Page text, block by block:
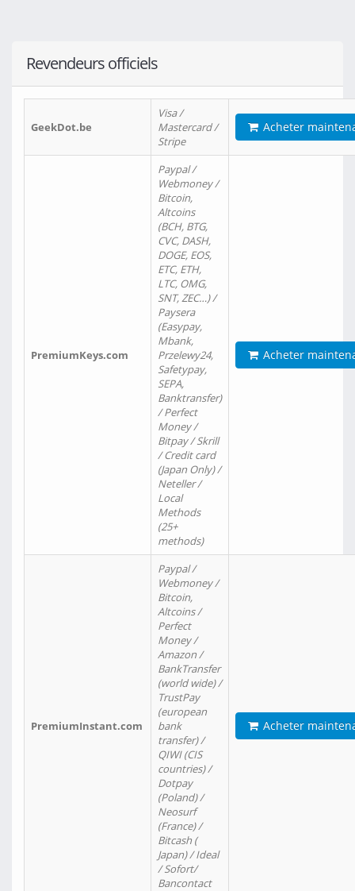
Revendeurs officiels
GeekDot.be
Visa /
Mastercard /
Stripe
Acheter
PremiumKeys.com
Paypal /
Webmoney /
Bitcoin,
Altcoins
(BCH, BTG,
CVC, DASH,
DOGE, EOS,
ETC, ETH,
LTC, OMG,
SNT, ZEC…) /
Paysera
(Easypay,
Mbank,
Przelewy24,
Safetypay,
SEPA,
Banktransfer)
/ Perfect
Money /
Bitpay / Skrill
/ Credit card
(Japan Only) /
Neteller /
Local
Methods
(25+
methods)
Acheter
PremiumInstant.com
Paypal /
Webmoney /
Bitcoin,
Altcoins /
Perfect
Money /
Amazon /
BankTransfer
(world wide) /
TrustPay
(european
bank
transfer) /
QIWI (CIS
countries) /
Dotpay
(Poland) /
Neosurf
(France) /
Bitcash (
Japan) / Ideal
/ Sofort/
Bancontact
Acheter